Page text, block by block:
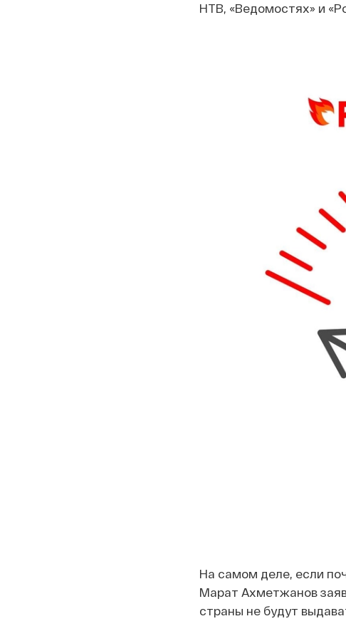
НТВ, «Ведомостях» и
На самом деле, если
Марат Ахметжанов
страны не будут